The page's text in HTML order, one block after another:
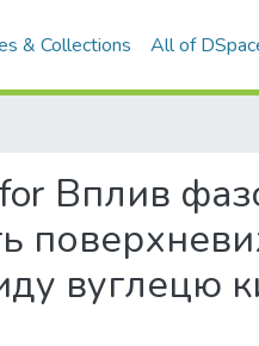
& Collections All of
Вплив
вуглецю